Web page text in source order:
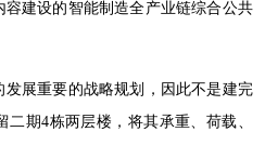
建设的智能制造全产业链综合公共
展重要的战略规划，因此不是建完
期4栋两层楼，将其承重、荷载、